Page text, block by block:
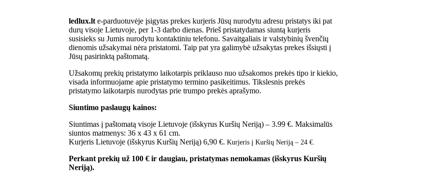
ledlux.lt e-parduotuvėje įsigytas prekes kurjeris Jūsų nurodytu adresu pristatys iki pat
durų visoje Lietuvoje, per 1-3 darbo dienas. Prieš pristatydamas siuntą kurjeris
susisieks su Jumis nurodytu kontaktiniu telefonu. Savaitgaliais ir valstybinių švenčių
dienomis užsakymai nėra pristatomi. Taip pat yra galimybė užsakytas prekes išsiųsti į
Jūsų pasirinktą paštomatą.
Užsakomų prekių pristatymo laikotarpis priklauso nuo užsakomos prekės tipo ir kiekio,
visada informuojame apie pristatymo termino pasikeitimus. Tikslesnis prekės
pristatymo laikotarpis nurodytas prie trumpo prekės aprašymo.
Siuntimo paslaugų kainos:
Siuntimas į paštomatą visoje Lietuvoje (išskyrus Kuršių Neriją) – 3.99 €. Maksimalūs
siuntos matmenys: 36 x 43 x 61 cm.
Kurjeris Lietuvoje (išskyrus Kuršių Neriją) 6,90 €. Kurjeris į Kuršių Neriją – 24 €.
Perkant prekių už 100 € ir daugiau, pristatymas nemokamas (išskyrus Kuršių
Neriją).